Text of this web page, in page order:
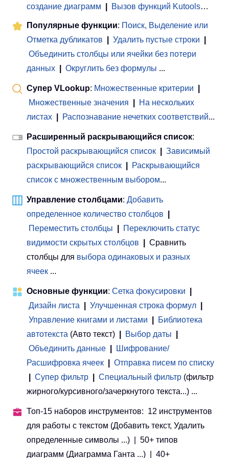
создание диаграмм Вызов функций Kutools…
Популярные функции: Поиск, Выделение или
Отметка дубликатов
Удалить пустые строки
Объединить столбцы или ячейки без потери
данных
Округлить без формулы ...
Супер VLookup: Множественные критерии
Множественные значения
На нескольких
листах
Распознавание нечетких соответствий...
Расширенный раскрывающийся список:
Простой раскрывающийся список
Зависимый
раскрывающийся список
Раскрывающийся
список с множественным выбором...
Управление столбцами: Добавить
определенное количество столбцов
Переместить столбцы
Переключить статус
видимости скрытых столбцов
Сравнить
столбцы для выбора одинаковых и разных
ячеек ...
Основные функции: Сетка фокусировки
Дизайн листа
Улучшенная строка формул
Управление книгами и листами
Библиотека
автотекста (Авто текст) Выбор даты
Объединить данные
Шифрование/
Расшифровка ячеек
Отправка писем по списку
Супер фильтр Специальный фильтр (фильтр
жирного/курсивного/зачеркнутого текста...) ...
Топ-15 наборов инструментов: 12 инструментов
для работы с текстом (Добавить текст, Удалить
определенные символы ...) | 50+ типов
диаграмм (Диаграмма Ганта ...) | 40+